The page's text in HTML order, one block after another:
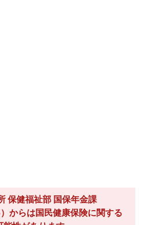
保健福祉部 国保年金課
からは国民健康保険に関する